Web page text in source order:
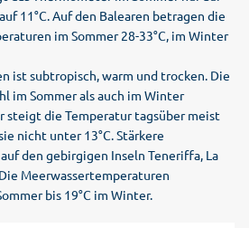
11°C. Auf den Balearen betragen die
im Sommer 28-33°C, im Winter
ist subtropisch, warm und trocken. Die
im Sommer als auch im Winter
steigt die Temperatur tagsüber meist
nicht unter 13°C. Stärkere
den gebirgigen Inseln Teneriffa, La
Meerwassertemperaturen
bis 19°C im Winter.